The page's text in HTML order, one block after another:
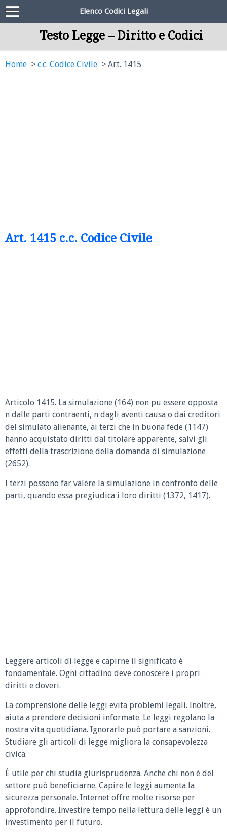
Elenco Codici Legali
Testo Legge – Diritto e Codici
Home c.c. Codice Civile Art. 1415
Art. 1415 c.c. Codice Civile
Articolo 1415. La simulazione (164) non pu essere opposta
n dalle parti contraenti, n dagli aventi causa o dai creditori
del simulato alienante, ai terzi che in buona fede (1147)
hanno acquistato diritti dal titolare apparente, salvi gli
effetti della trascrizione della domanda di simulazione
(2652).
I terzi possono far valere la simulazione in confronto delle
parti, quando essa pregiudica i loro diritti (1372, 1417).
Leggere articoli di legge e capirne il significato è
fondamentale. Ogni cittadino deve conoscere i propri
diritti e doveri.
La comprensione delle leggi evita problemi legali. Inoltre,
aiuta a prendere decisioni informate. Le leggi regolano la
nostra vita quotidiana. Ignorarle può portare a sanzioni.
Studiare gli articoli di legge migliora la consapevolezza
civica.
È utile per chi studia giurisprudenza. Anche chi non è del
settore può beneficiarne. Capire le leggi aumenta la
sicurezza personale. Internet offre molte risorse per
approfondire. Investire tempo nella lettura delle leggi è un
investimento per il futuro.